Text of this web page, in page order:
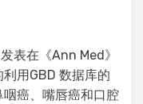
表在《Ann Med》
利用GBD 数据库的
癌、嘴唇癌和口腔